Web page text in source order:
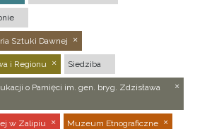
Sztuki Dawnej
i Regionu Siedziba
o Pamięci im. gen. bryg. Zdzisława
w Zalipiu Muzeum Etnograficzne